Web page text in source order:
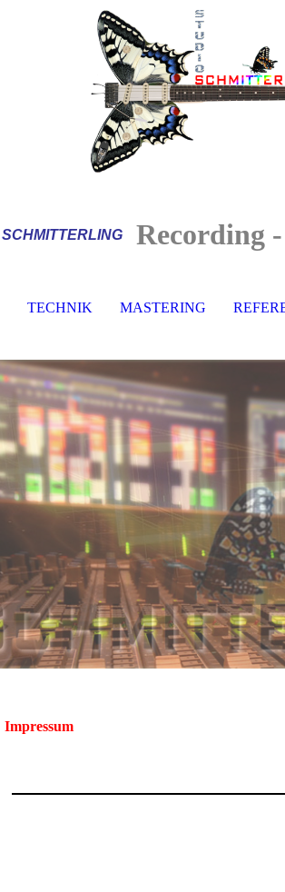
SCHMITTERLING Recording
TECHNIK MASTERING
Impressum